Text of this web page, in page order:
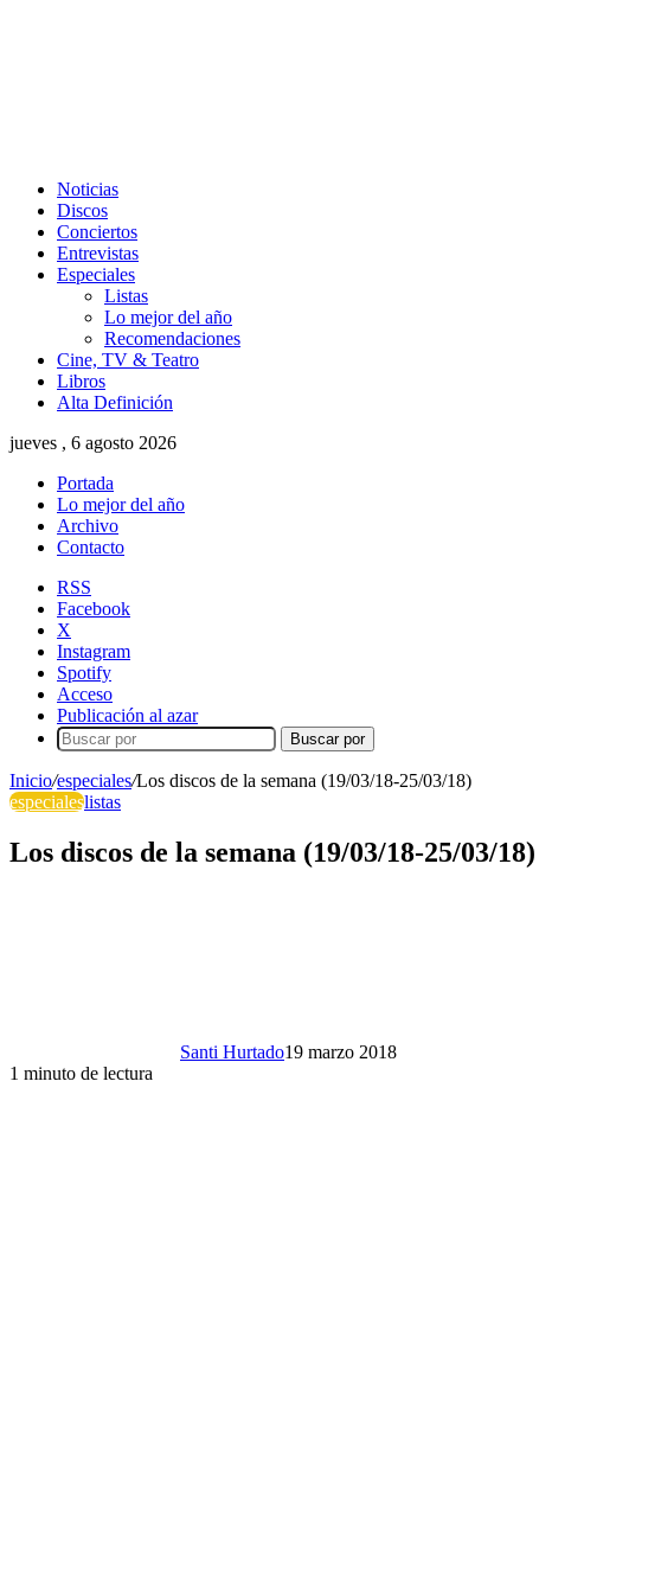
Noticias
Discos
Conciertos
Entrevistas
Especiales
Listas
Lo mejor del año
Recomendaciones
Cine, TV & Teatro
Libros
Alta Definición
jueves , 6 agosto 2026
Portada
Lo mejor del año
Archivo
Contacto
RSS
Facebook
X
Instagram
Spotify
Acceso
Publicación al azar
Buscar por
Inicio/especiales/Los discos de la semana (19/03/18-25/03/18)
especialeslistas
Los discos de la semana (19/03/18-25/03/18)
Santi Hurtado19 marzo 2018
1 minuto de lectura